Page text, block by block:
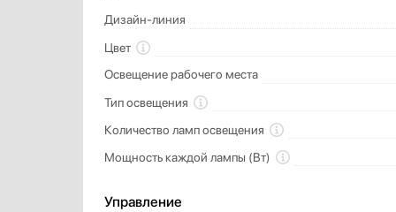
Дизайн-линия
Цвет
Освещение рабочего места
Тип освещения
Количество ламп освещения
Мощность каждой лампы (Вт)
Управление